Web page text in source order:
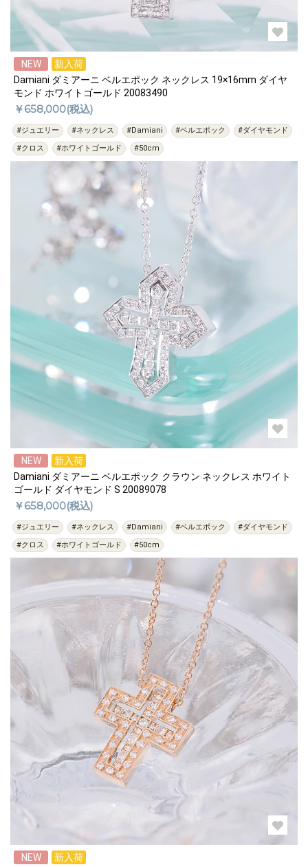
NEW
新入荷
Damiani ダミアーニ ベルエポック ネックレス 19×16mm ダイヤ
モンド ホワイトゴールド 20083490
￥658,000(税込)
#ジュエリー #ネックレス #Damiani #ベルエポック
#ダイヤモンド
#クロス
#ホワイトゴールド #50cm
NEW
新入荷
Damiani ダミアーニ ベルエポック クラウン ネックレス ホワイト
ゴールド ダイヤモンド S 20089078
￥658,000(税込)
#ジュエリー #ネックレス #Damiani #ベルエポック
#ダイヤモンド
#クロス
#ホワイトゴールド #50cm
NEW
新入荷